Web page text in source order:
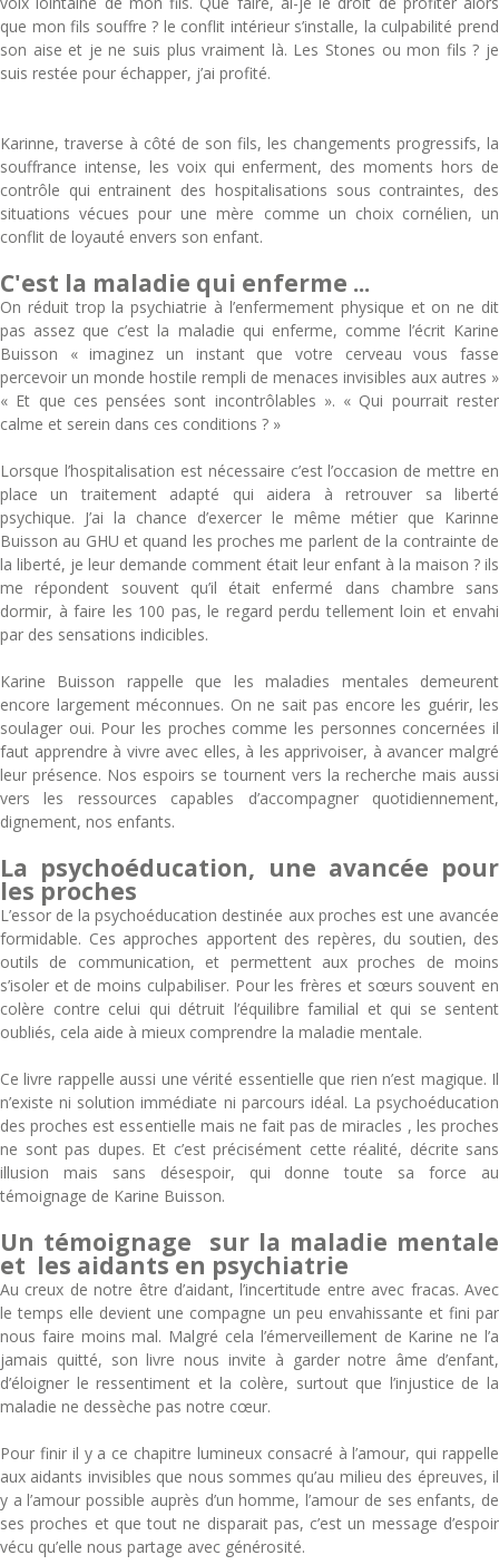
que mon fils souffre ? le conflit intérieur s’installe, la culpabilité prend
son aise et je ne suis plus vraiment là. Les Stones ou mon fils ? je
suis restée pour échapper, j’ai profité.
Karinne, traverse à côté de son fils, les changements progressifs, la
souffrance intense, les voix qui enferment, des moments hors de
contrôle qui entrainent des hospitalisations sous contraintes, des
situations vécues pour une mère comme un choix cornélien, un
conflit de loyauté envers son enfant.
C'est la maladie qui enferme ...
On réduit trop la psychiatrie à l’enfermement physique et on ne dit
pas assez que c’est la maladie qui enferme, comme l’écrit Karine
Buisson « imaginez un instant que votre cerveau vous fasse
percevoir un monde hostile rempli de menaces invisibles aux autres »
« Et que ces pensées sont incontrôlables ». « Qui pourrait rester
calme et serein dans ces conditions ? »
Lorsque l’hospitalisation est nécessaire c’est l’occasion de mettre en
place un traitement adapté qui aidera à retrouver sa liberté
psychique. J’ai la chance d’exercer le même métier que Karinne
Buisson au GHU et quand les proches me parlent de la contrainte de
la liberté, je leur demande comment était leur enfant à la maison ? ils
me répondent souvent qu’il était enfermé dans chambre sans
dormir, à faire les 100 pas, le regard perdu tellement loin et envahi
par des sensations indicibles.
Karine Buisson rappelle que les maladies mentales demeurent
encore largement méconnues. On ne sait pas encore les guérir, les
soulager oui. Pour les proches comme les personnes concernées il
faut apprendre à vivre avec elles, à les apprivoiser, à avancer malgré
leur présence. Nos espoirs se tournent vers la recherche mais aussi
vers les ressources capables d’accompagner quotidiennement,
dignement, nos enfants.
La psychoéducation, une avancée pour
les proches
L’essor de la psychoéducation destinée aux proches est une avancée
formidable. Ces approches apportent des repères, du soutien, des
outils de communication, et permettent aux proches de moins
s’isoler et de moins culpabiliser. Pour les frères et sœurs souvent en
colère contre celui qui détruit l’équilibre familial et qui se sentent
oubliés, cela aide à mieux comprendre la maladie mentale.
Ce livre rappelle aussi une vérité essentielle que rien n’est magique. Il
n’existe ni solution immédiate ni parcours idéal. La psychoéducation
des proches est essentielle mais ne fait pas de miracles , les proches
ne sont pas dupes. Et c’est précisément cette réalité, décrite sans
illusion mais sans désespoir, qui donne toute sa force au
témoignage de Karine Buisson.
Un témoignage sur la maladie mentale
et les aidants en psychiatrie
Au creux de notre être d’aidant, l’incertitude entre avec fracas. Avec
le temps elle devient une compagne un peu envahissante et fini par
nous faire moins mal. Malgré cela l’émerveillement de Karine ne l’a
jamais quitté, son livre nous invite à garder notre âme d’enfant,
d’éloigner le ressentiment et la colère, surtout que l’injustice de la
maladie ne dessèche pas notre cœur.
Pour finir il y a ce chapitre lumineux consacré à l’amour, qui rappelle
aux aidants invisibles que nous sommes qu’au milieu des épreuves, il
y a l’amour possible auprès d’un homme, l’amour de ses enfants, de
ses proches et que tout ne disparait pas, c’est un message d’espoir
vécu qu’elle nous partage avec générosité.